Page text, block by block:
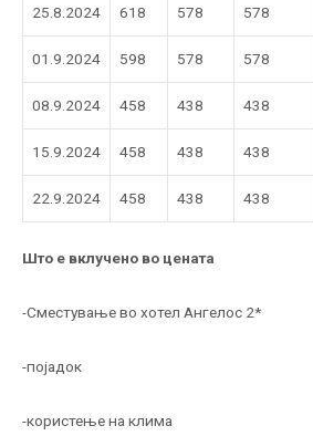
25.8.2024 618 578 578
01.9.2024 598 578 578
08.9.2024 458 438 438
15.9.2024 458 438 438
22.9.2024 458 438 438
Што е вклучено во цената
-Сместување во хотел Ангелос 2*
-појадок
-користење на клима